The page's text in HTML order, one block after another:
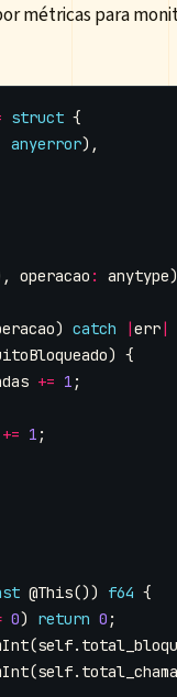
métricas para
struct {
anyerror),
operacao : anytype)
) catch |err|
) {
+= 1 ;
+= 1 ;
@This()) f64 {
0) return 0 ;
(self.
(self.